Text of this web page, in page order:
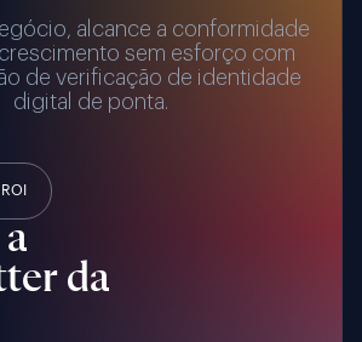
alcance a conformidade
sem esforço com
de verificação de identidade
digital de ponta.
da